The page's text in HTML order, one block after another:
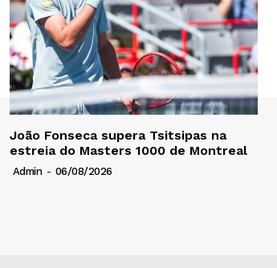
João Fonseca supera Tsitsipas na
estreia do Masters 1000 de Montreal
Admin - 06/08/2026